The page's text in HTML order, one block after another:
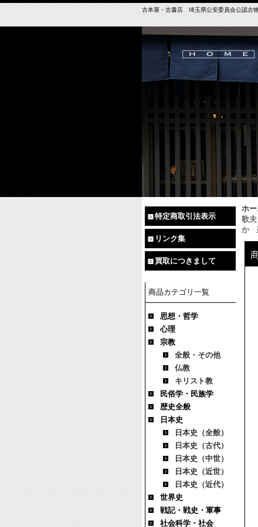
古本屋・古書店 埼玉県公安委員会公認古物
特定商取引法表示
リンク集
買取につきまして
商品カテゴリ一覧
思想・哲学
心理
宗教
全般・その他
仏教
キリスト教
民俗学・民族学
歴史全般
日本史
日本史（全般）
日本史（古代）
日本史（中世）
日本史（近世）
日本史（近代）
世界史
戦記・戦史・軍事
社会科学・社会
ホ
歌
か